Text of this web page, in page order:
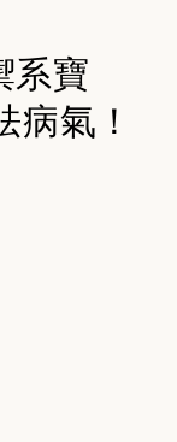
系寶
病氣！